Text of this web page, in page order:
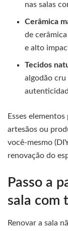
nas salas
Cerâmica
de
e alto
Tecidos
algodão
Esses
artesãos ou
você-mesmo
renovação do
Passo a
sala com
Renovar a sala